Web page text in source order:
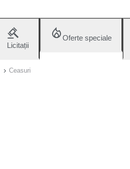
Licitații
Oferte speciale
Ceasuri